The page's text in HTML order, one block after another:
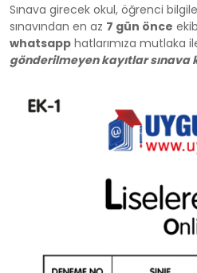
Sınava girecek okul, öğrenci
sınavından en az 7 gün önce
whatsapp hatlarımıza mutlaka
gönderilmeyen kayıtlar sınava